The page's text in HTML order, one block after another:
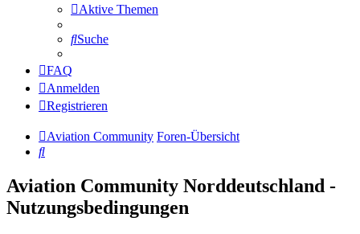
Aktive Themen
Suche
FAQ
Anmelden
Registrieren
Aviation Community Foren-Übersicht
Suche
Aviation Community Norddeutschland -
Nutzungsbedingungen